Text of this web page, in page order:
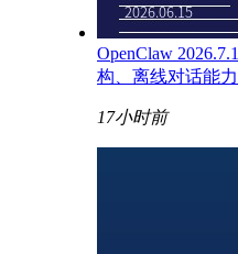
OpenClaw
构、离线对话能
17小时前